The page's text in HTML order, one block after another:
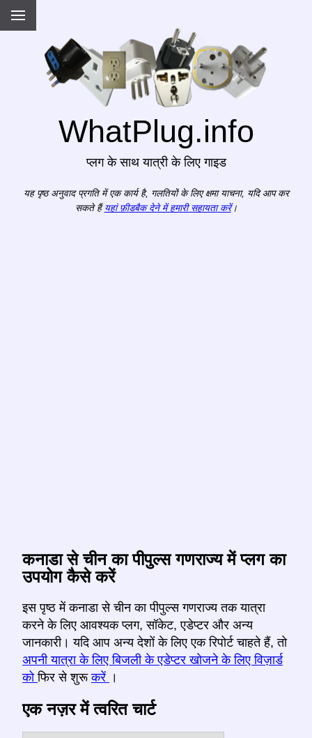
WhatPlug.info
प्लग के साथ यात्री के लिए गाइड
यह पृष्ठ अनुवाद प्रगति में एक कार्य है, गलतियों के लिए क्षमा याचना, यदि आप कर
सकते हैं यहां फ़ीडबैक देने में हमारी सहायता करें।
कनाडा से चीन का पीपुल्स गणराज्य में प्लग का
उपयोग कैसे करें
इस पृष्ठ में कनाडा से चीन का पीपुल्स गणराज्य तक यात्रा
करने के लिए आवश्यक प्लग, सॉकेट, एडेप्टर और अन्य
जानकारी। यदि आप अन्य देशों के लिए एक रिपोर्ट चाहते हैं, तो
अपनी यात्रा के लिए बिजली के एडेप्टर खोजने के लिए विज़ार्ड
कोफिर से शुरूकरें ।
एक नज़र में त्वरित चार्ट